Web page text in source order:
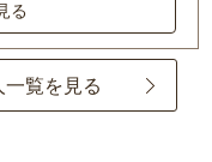
る
覧を見る